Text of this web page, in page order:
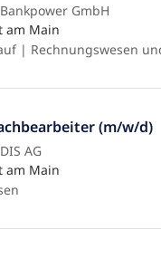
Bankpower GmbH
am Main
| Rechnungswesen
(m/w/d)
DIS AG
am Main